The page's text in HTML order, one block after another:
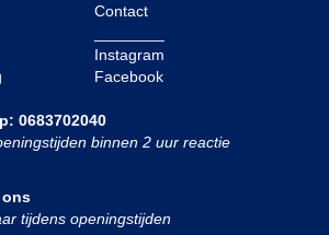
Contact
Instagram
Facebook
0683702040
binnen 2 uur reactie
ons
tijdens openingstijden